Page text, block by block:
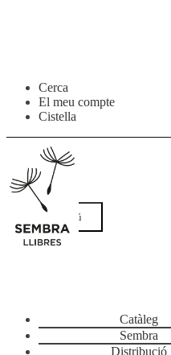
Salta
navegació
contingut
Cerca
El meu compte
Cistella
Menú
Catàleg
Sembra
Distribució